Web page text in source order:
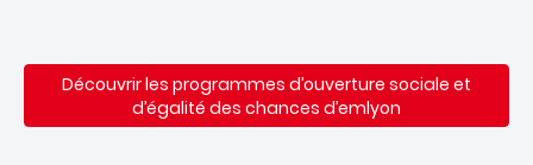
Découvrir les programmes d’ouverture sociale et
d’égalité des chances d’emlyon